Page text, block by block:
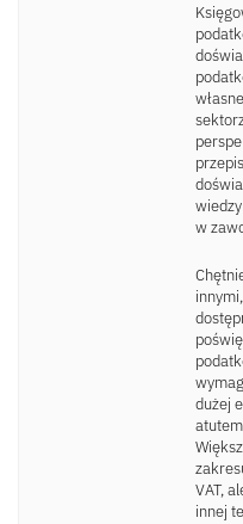
w
dużej
VAT,
innej